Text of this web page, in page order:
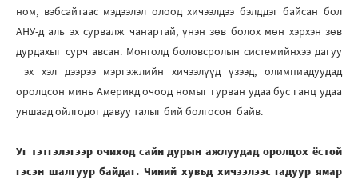
ном, вэбсайтаас мэдээлэл олоод хичээлдээ бэлддэг байсан бол
АНУ-д аль эх сурвалж чанартай, үнэн зөв болох мөн хэрхэн зөв
дурдахыг сурч авсан. Монголд боловсролын системийнхээ дагуу
эх хэл дээрээ мэргэжлийн хичээлүүд үзээд, олимпиадуудад
оролцсон минь Америкд очоод номыг гурван удаа бус ганц удаа
уншаад ойлгодог давуу талыг бий болгосон байв.
Уг тэтгэлэгээр очиход сайн дурын ажлуудад оролцох ёстой
гэсэн шалгуур байдаг. Чиний хувьд хичээлээс гадуур ямар